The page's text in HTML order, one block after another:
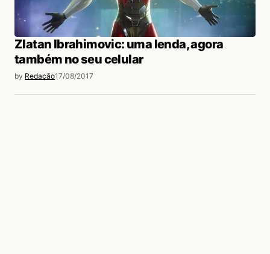
Zlatan Ibrahimovic: uma lenda, agora
também no seu celular
by Redação17/08/2017